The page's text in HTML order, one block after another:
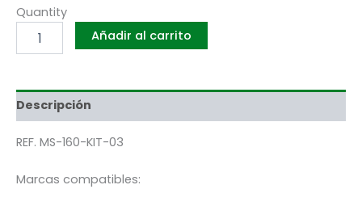
Quantity
Añadir al carrito
Descripción
REF. MS-160-KIT-03
Marcas compatibles: